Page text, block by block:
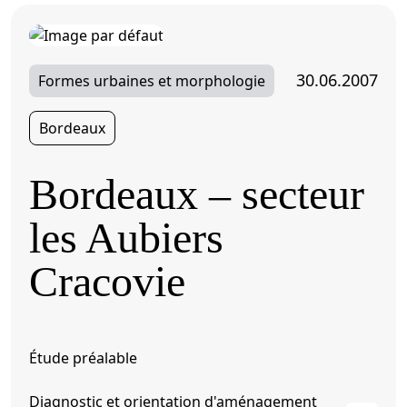
Formes urbaines et morphologie 30.06.2007
Bordeaux
Bordeaux – secteur
les Aubiers
Cracovie
Étude préalable
Diagnostic et orientation d'aménagement